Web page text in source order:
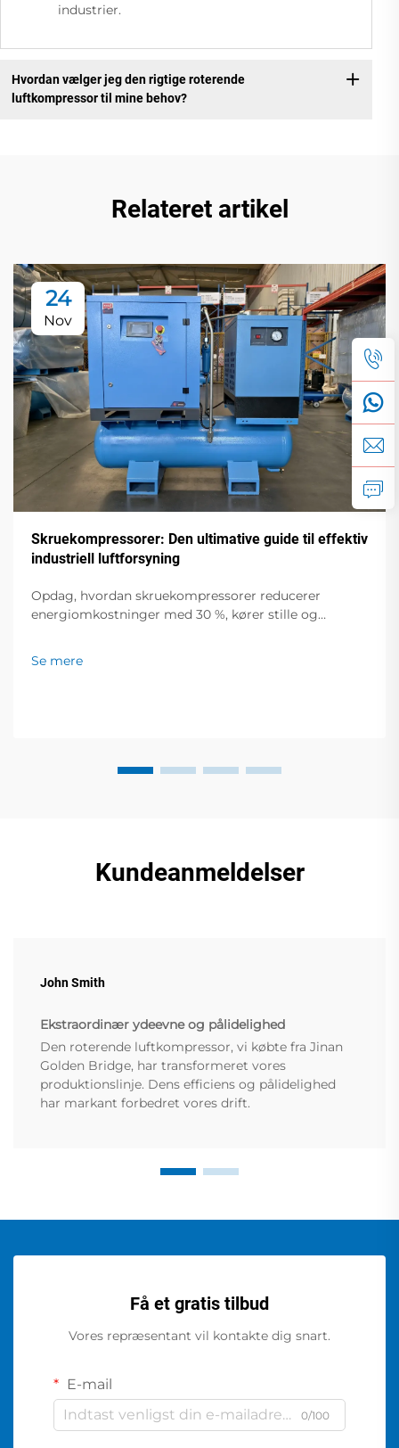
industrier.
Hvordan vælger jeg den rigtige roterende
luftkompressor til mine behov?
Relateret artikel
24
Nov
Skruekompressorer: Den ultimative guide til effektiv
industriell luftforsyning
Opdag, hvordan skruekompressorer reducerer
energiomkostninger med 30 %, kører stille og
Se mere
Kundeanmeldelser
John Smith
Ekstraordinær ydeevne og pålidelighed
Den roterende luftkompressor, vi købte fra Jinan
Golden Bridge, har transformeret vores
produktionslinje. Dens efficiens og pålidelighed
har markant forbedret vores drift.
Få et gratis tilbud
Vores repræsentant vil kontakte dig snart.
E-mail
0/100